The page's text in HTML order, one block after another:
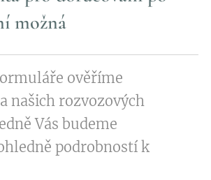
možná
ověříme
našich rozvozových
Vás budeme
podrobností k